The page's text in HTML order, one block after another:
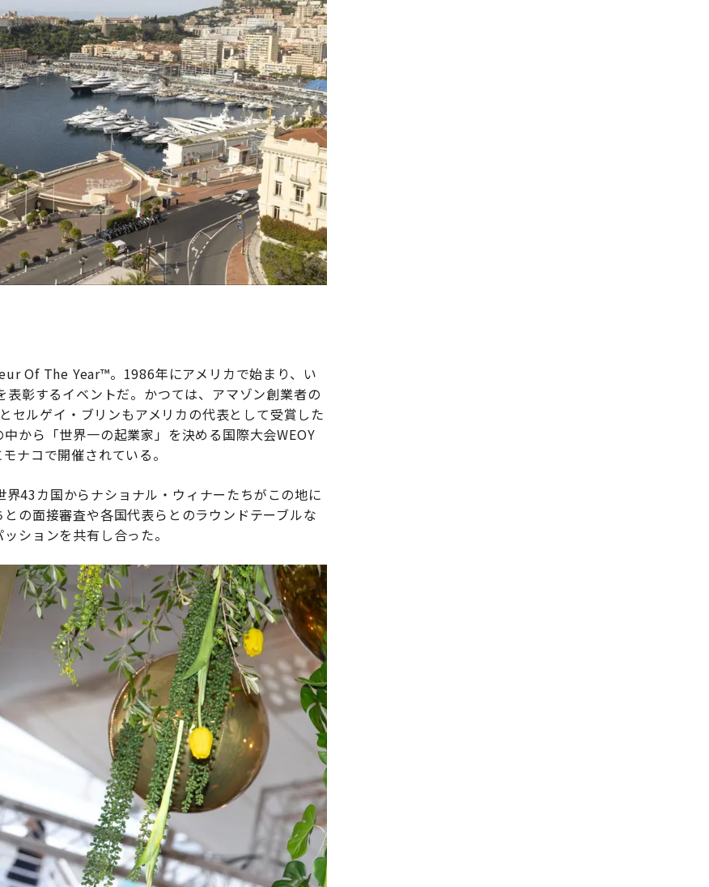
Of The Year™️。1986年にアメリカで始まり、い
彰するイベントだ。かつては、アマゾン創業者の
ルゲイ・ブリンもアメリカの代表として受賞した
から「世界一の起業家」を決める国際大会WEOY
コで開催されている。
43カ国からナショナル・ウィナーたちがこの地に
の面接審査や各国代表らとのラウンドテーブルな
ションを共有し合った。